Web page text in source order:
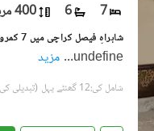
7
6 400 مربع یارڈ
undefine
... مزید
شامل کی:12 گھنٹے پہل (تبدیلی کی گئی:12